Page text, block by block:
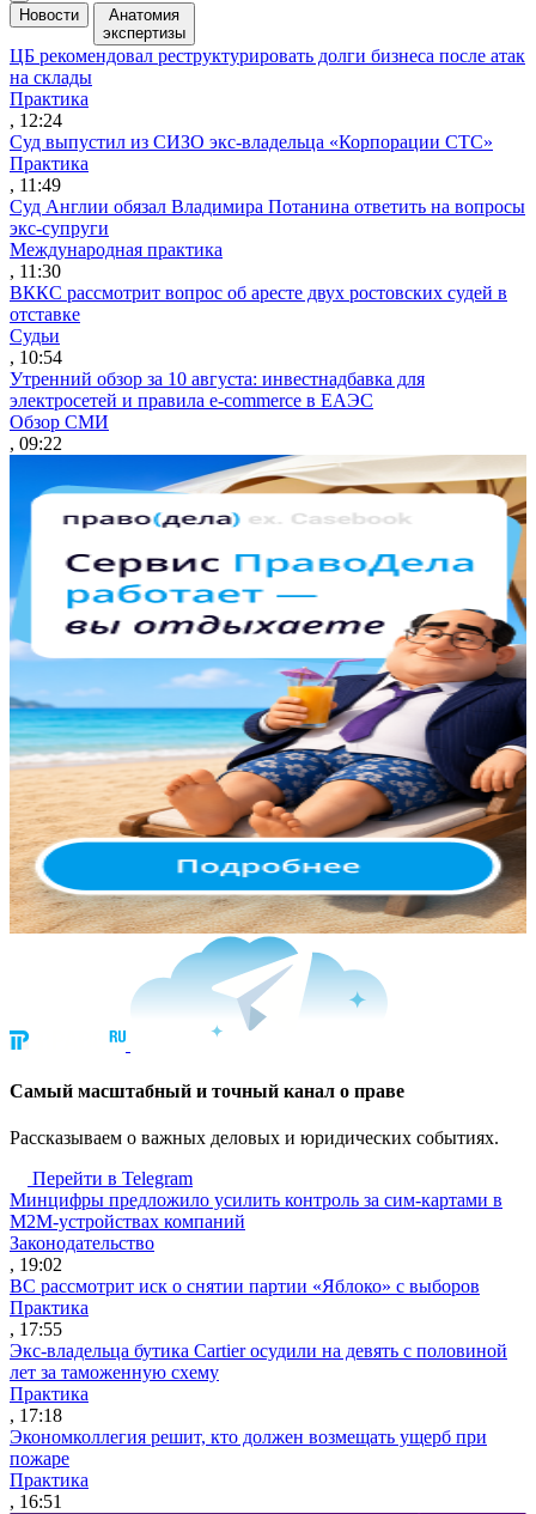
Новости
Анатомия
экспертизы
ЦБ рекомендовал реструктурировать долги бизнеса после атак
на склады
Практика
, 12:24
Суд выпустил из СИЗО экс-владельца «Корпорации СТС»
Практика
, 11:49
Суд Англии обязал Владимира Потанина ответить на вопросы
экс-супруги
Международная практика
, 11:30
ВККС рассмотрит вопрос об аресте двух ростовских судей в
отставке
Судьи
, 10:54
Утренний обзор за 10 августа: инвестнадбавка для
электросетей и правила e-commerce в ЕАЭС
Обзор СМИ
, 09:22
Cамый масштабный и точный канал о праве
Рассказываем о важных деловых и юридических событиях.
Перейти в Telegram
Минцифры предложило усилить контроль за сим-картами в
M2M-устройствах компаний
Законодательство
, 19:02
ВС рассмотрит иск о снятии партии «Яблоко» с выборов
Практика
, 17:55
Экс-владельца бутика Cartier осудили на девять с половиной
лет за таможенную схему
Практика
, 17:18
Экономколлегия решит, кто должен возмещать ущерб при
пожаре
Практика
, 16:51